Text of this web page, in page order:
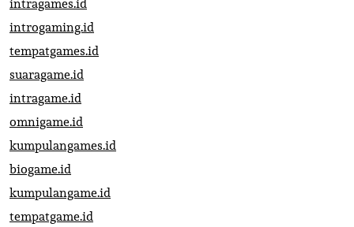
introgaming.id
tempatgames.id
suaragame.id
intragame.id
omnigame.id
kumpulangames.id
biogame.id
kumpulangame.id
tempatgame.id